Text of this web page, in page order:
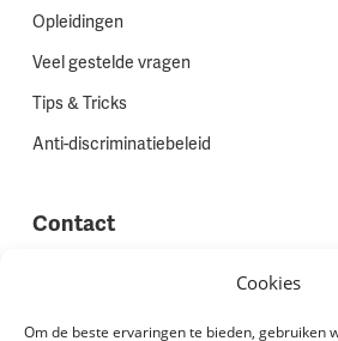
Cookies
Om de beste ervaringen te bieden, gebruiken
Opleidingen
Veel gestelde vragen
Tips & Tricks
Anti-discriminatiebeleid
Contact